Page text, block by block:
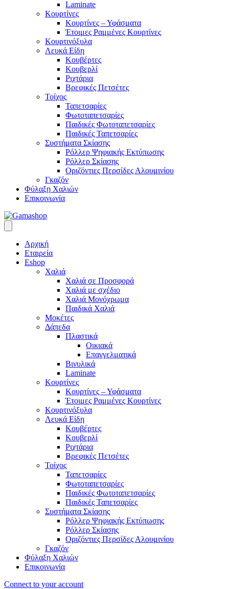
Laminate
Κουρτίνες
Κουρτίνες – Υφάσματα
Έτοιμες Ραμμένες Κουρτίνες
Κουρτινόξυλα
Λευκά Είδη
Κουβέρτες
Κουβερλί
Ριχτάρια
Βρεφικές Πετσέτες
Τοίχος
Ταπετσαρίες
Φωτοταπετσαρίες
Παιδικές Φωτοταπετσαρίες
Παιδικές Ταπετσαρίες
Συστήματα Σκίασης
Ρόλλερ Ψηφιακής Εκτύπωσης
Ρόλλερ Σκίασης
Οριζόντιες Περσίδες Αλουμινίου
Γκαζόν
Φύλαξη Χαλιών
Επικοινωνία
Αρχική
Εταιρεία
Eshop
Χαλιά
Χαλιά σε Προσφορά
Χαλιά με σχέδιο
Χαλιά Μονόχρωμα
Παιδικά Χαλιά
Μοκέτες
Δάπεδα
Πλαστικά
Οικιακά
Επαγγελματικά
Βινυλικά
Laminate
Κουρτίνες
Κουρτίνες – Υφάσματα
Έτοιμες Ραμμένες Κουρτίνες
Κουρτινόξυλα
Λευκά Είδη
Κουβέρτες
Κουβερλί
Ριχτάρια
Βρεφικές Πετσέτες
Τοίχος
Ταπετσαρίες
Φωτοταπετσαρίες
Παιδικές Φωτοταπετσαρίες
Παιδικές Ταπετσαρίες
Συστήματα Σκίασης
Ρόλλερ Ψηφιακής Εκτύπωσης
Ρόλλερ Σκίασης
Οριζόντιες Περσίδες Αλουμινίου
Γκαζόν
Φύλαξη Χαλιών
Επικοινωνία
Connect to your account